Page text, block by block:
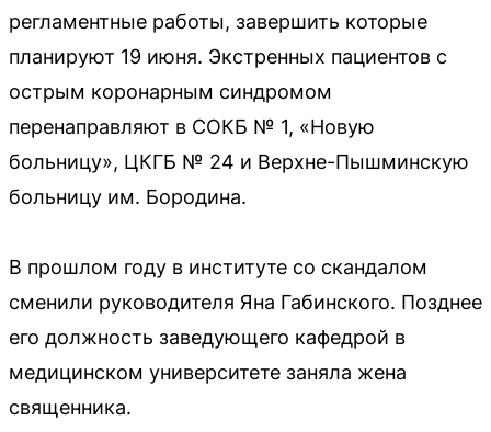
регламентные работы, завершить которые
планируют 19 июня. Экстренных пациентов с
острым коронарным синдромом
перенаправляют в СОКБ № 1, «Новую
больницу», ЦКГБ № 24 и Верхне-Пышминскую
больницу им. Бородина.
В прошлом году в институте со скандалом
сменили руководителя Яна Габинского. Позднее
его должность заведующего кафедрой в
медицинском университете заняла жена
священника.